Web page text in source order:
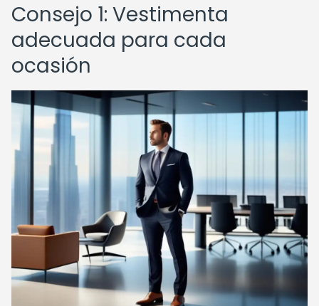
Consejo 1: Vestimenta
adecuada para cada
ocasión